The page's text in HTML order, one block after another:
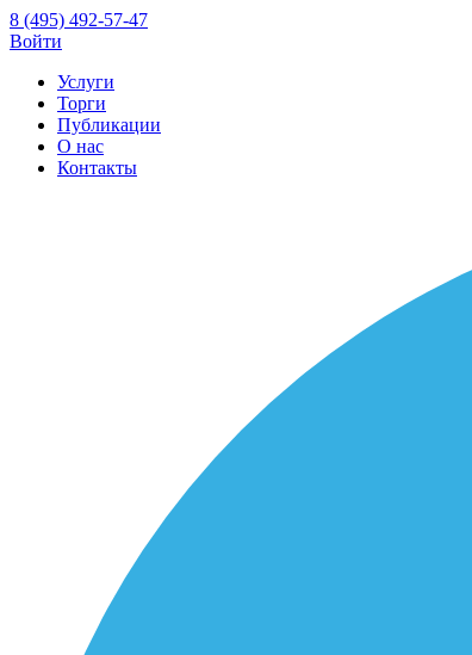
8 (495) 492-57-47
Войти
Услуги
Торги
Публикации
О нас
Контакты